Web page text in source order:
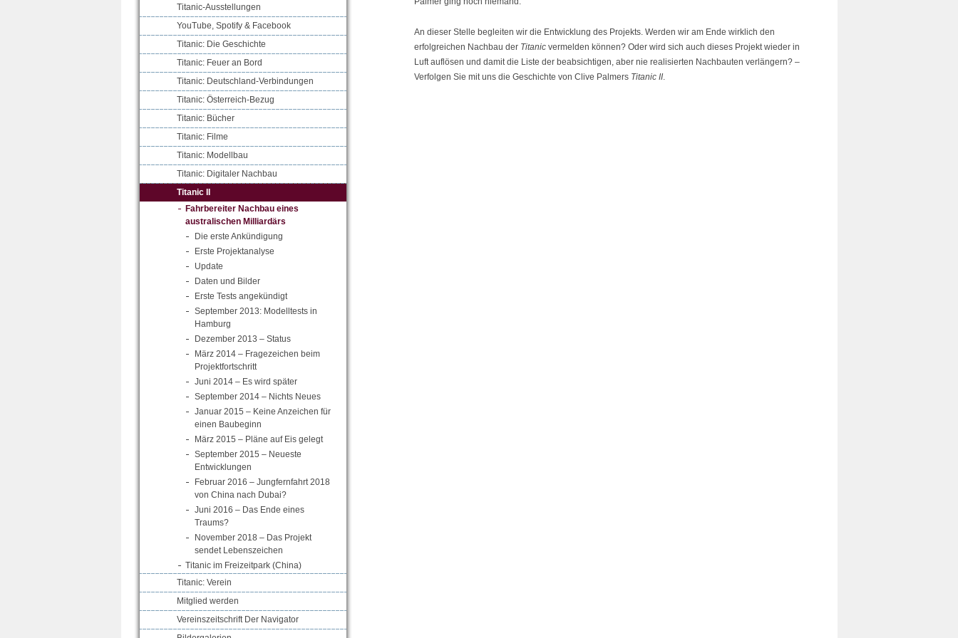
Titanic-Ausstellungen
YouTube, Spotify & Facebook
Titanic: Die Geschichte
Titanic: Feuer an Bord
Titanic: Deutschland-Verbindungen
Titanic: Österreich-Bezug
Titanic: Bücher
Titanic: Filme
Titanic: Modellbau
Titanic: Digitaler Nachbau
Titanic II
Fahrbereiter Nachbau eines
australischen Milliardärs
Die erste Ankündigung
Erste Projektanalyse
Update
Daten und Bilder
Erste Tests angekündigt
September 2013: Modelltests in
Hamburg
Dezember 2013 – Status
März 2014 – Fragezeichen beim
Projektfortschritt
Juni 2014 – Es wird später
September 2014 – Nichts Neues
Januar 2015 – Keine Anzeichen für
einen Baubeginn
März 2015 – Pläne auf Eis gelegt
September 2015 – Neueste
Entwicklungen
Februar 2016 – Jungfernfahrt 2018
von China nach Dubai?
Juni 2016 – Das Ende eines
Traums?
November 2018 – Das Projekt
sendet Lebenszeichen
Titanic im Freizeitpark (China)
Titanic: Verein
Mitglied werden
Vereinszeitschrift Der Navigator
An dieser Stelle begleiten wir die Entwicklung des Projekts. Werden wir am Ende wirklich den
erfolgreichen Nachbau der Titanicvermelden können? Oder wird sich auch dieses Projekt wieder in
Luft auflösen und damit die Liste der beabsichtigen, aber nie realisierten Nachbauten verlängern? –
Verfolgen Sie mit uns die Geschichte von Clive Palmers Titanic II.